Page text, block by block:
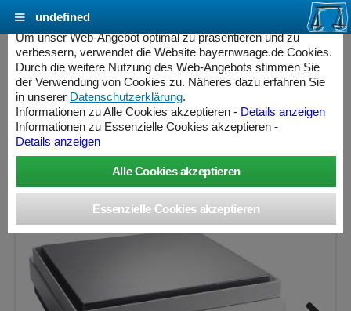
METTLER-TOLEDO NewClassic ME1002TE
Wägebereich: 1200 g, Ablesbarkeit: 0,01 g, nicht eichfähig
Cookie Einstellungen - bayernwaage.de
Um unser Web-Angebot optimal zu präsentieren und zu
verbessern, verwendet die Website bayernwaage.de Cookies.
Durch die weitere Nutzung des Web-Angebots stimmen Sie
der Verwendung von Cookies zu. Näheres dazu erfahren Sie
in unserer Datenschutzerklärung.
Informationen zu Alle Cookies akzeptieren - Details anzeigen
Informationen zu Essenzielle Cookies akzeptieren -
Details anzeigen
undefined